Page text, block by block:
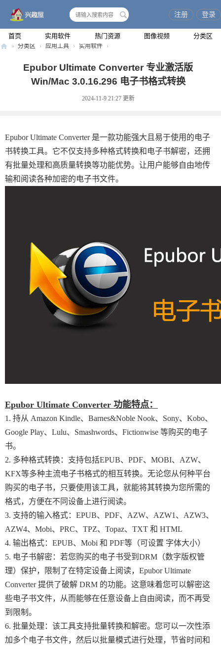
首页 实用软件 热门资源 图像视频 分类区
注册 登录
» 分类区 › 应用工具 › 实用软件 ›
Epubor Ultimate Converter 专业激活版
Win/Mac 3.0.16.296 电子书格式转换
2024-11-9 21:27 更新
Epubor Ultimate Converter 是一款功能强大且易于使用的电子
书转换工具。它不仅支持多种格式转换和电子书解密，还拥
有批量处理和高质量转换等功能优势。让用户能够自由地传
输和阅读各种加密的电子书文件。
Epubor Ultimate Converter 功能特点：
1. 持从 Amazon Kindle、Barnes&Noble Nook、Sony、Kobo、
Google Play、Lulu、Smashwords、Fictionwise 等购买的电子
书。
2. 多种格式转换：支持包括EPUB、PDF、MOBI、AZW、
KFX等多种主流电子书格式的相互转换。无论您从何种平台
购买的电子书，只要使用该工具，就能将其转换为您所需的
格式，方便在不同设备上进行阅读。
3. 支持的输入格式：EPUB、PDF、AZW、AZW1、AZW3、
AZW4、Mobi、PRC、TPZ、Topaz、TXT 和 HTML
4. 输出格式：EPUB、Mobi 和 PDF等（可设置 字体大小）
5. 电子书解密：若您购买的电子书受到DRM（数字版权管
理）保护，限制了在特定设备上阅读，Epubor Ultimate
Converter 提供了破解 DRM 的功能。这意味着您可以解密这
些电子书文件，从而能够在任意设备上自由阅读，而不再受
到限制。
6. 批量处理：该工具支持批量转换和解密。您可以一次性添
加多个电子书文件，然后以批量模式进行处理，节省时间和